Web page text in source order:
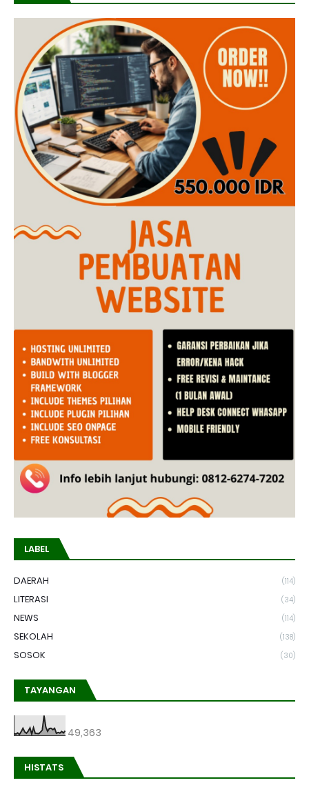
LABEL
DAERAH (114)
LITERASI (34)
NEWS (114)
SEKOLAH (138)
SOSOK (30)
TAYANGAN
49,363
HISTATS